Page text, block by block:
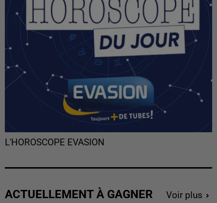
L'HOROSCOPE EVASION
ACTUELLEMENT À GAGNER Voir plus